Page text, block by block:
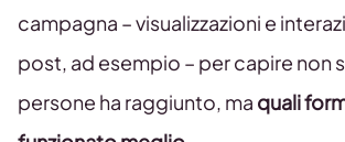
campagna – visualizzazioni e
post, ad esempio – per capire non
persone ha raggiunto, ma quali